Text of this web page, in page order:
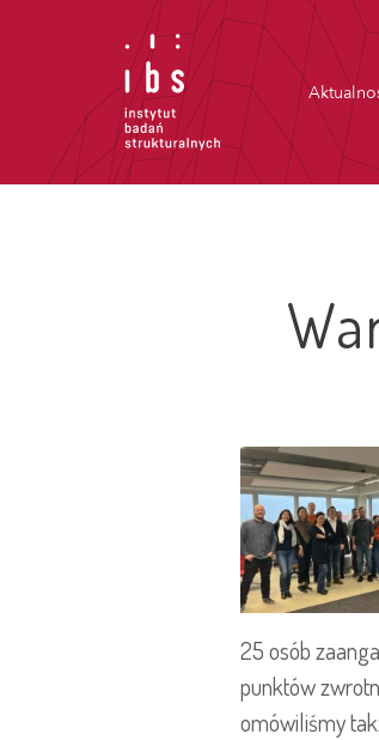
25 osób
punktów
omówiliśmy